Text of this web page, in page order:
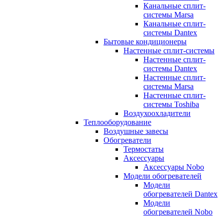
Канальные сплит-
системы Marsa
Канальные сплит-
системы Dantex
Бытовые кондиционеры
Настенные сплит-системы
Настенные сплит-
системы Dantex
Настенные сплит-
системы Marsa
Настенные сплит-
системы Toshiba
Воздухоохладители
Теплооборудование
Воздушные завесы
Обогреватели
Термостаты
Аксессуары
Аксессуары Nobo
Модели обогревателей
Модели
обогревателей Dantex
Модели
обогревателей Nobo